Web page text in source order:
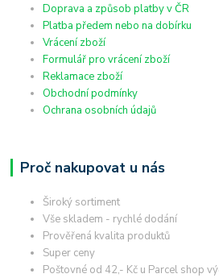
Doprava a způsob platby v ČR
Platba předem nebo na dobírku
Vrácení zboží
Formulář pro vrácení zboží
Reklamace zboží
Obchodní podmínky
Ochrana osobních údajů
Proč nakupovat u nás
Široký sortiment
Vše skladem - rychlé dodání
Prověřená kvalita produktů
Super ceny
Poštovné od 42,- Kč u Parcel shop